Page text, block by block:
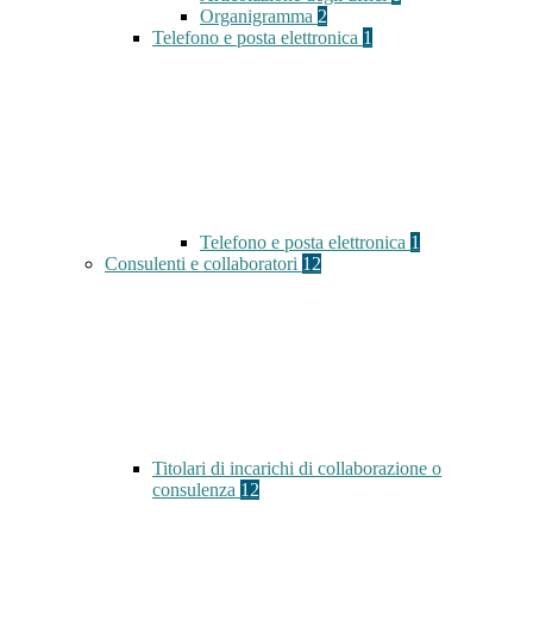
Organigramma 2
Telefono e posta elettronica 1
Telefono e posta elettronica 1
Consulenti e collaboratori 12
Titolari di incarichi di collaborazione o
consulenza 12